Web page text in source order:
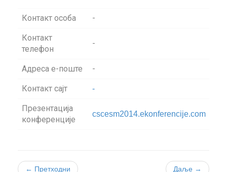
Контакт особа -
Контакт
телефон
-
Aдреса e-поште -
Контакт сајт -
Презентација
конференције
cscesm2014.ekonferencije.com
← Претходни Даље →